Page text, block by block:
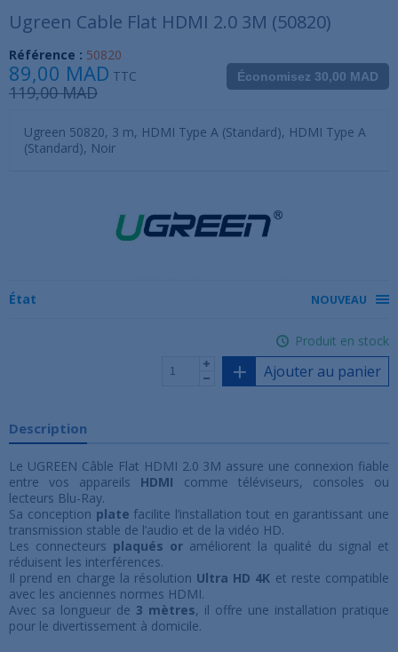
Ugreen Cable Flat HDMI 2.0 3M (50820)
Référence : 50820
Économisez 30,00 MAD
89,00 MAD TTC
119,00 MAD
Ugreen 50820, 3 m, HDMI Type A (Standard), HDMI Type A
(Standard), Noir
État NOUVEAU
Produit en stock
Ajouter au panier
Description
Le UGREEN Câble Flat HDMI 2.0 3M assure une connexion fiable
entre vos appareils HDMI comme téléviseurs, consoles ou
lecteurs Blu-Ray.
Sa conception plate facilite l’installation tout en garantissant une
transmission stable de l’audio et de la vidéo HD.
Les connecteurs plaqués or améliorent la qualité du signal et
réduisent les interférences.
Il prend en charge la résolution Ultra HD 4K et reste compatible
avec les anciennes normes HDMI.
Avec sa longueur de 3 mètres, il offre une installation pratique
pour le divertissement à domicile.